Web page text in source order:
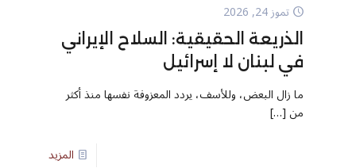
تموز 24, 2026
الذريعة الحقيقية: السلاح الإيراني
في لبنان لا إسرائيل
ما زال البعض، وللأسف، يردد المعزوفة نفسها منذ أكثر
من […]
المزيد